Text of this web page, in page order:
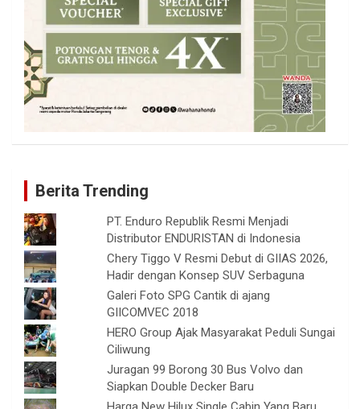
Berita Trending
PT. Enduro Republik Resmi Menjadi
Distributor ENDURISTAN di Indonesia
Chery Tiggo V Resmi Debut di GIIAS 2026,
Hadir dengan Konsep SUV Serbaguna
Galeri Foto SPG Cantik di ajang
GIICOMVEC 2018
HERO Group Ajak Masyarakat Peduli Sungai
Ciliwung
Juragan 99 Borong 30 Bus Volvo dan
Siapkan Double Decker Baru